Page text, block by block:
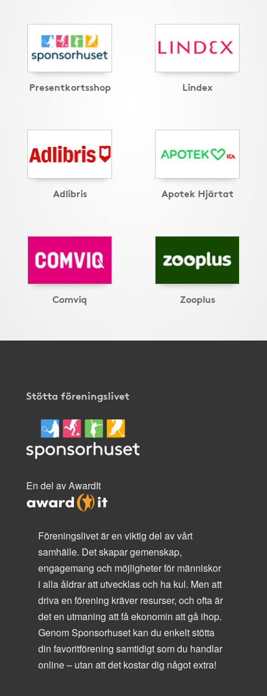
Presentkortsshop Lindex
Adlibris Apotek Hjärtat
Comviq Zooplus
Stötta föreningslivet
En del av AwardIt
Föreningslivet är en viktig del av vårt
samhälle. Det skapar gemenskap,
engagemang och möjligheter för människor
i alla åldrar att utvecklas och ha kul. Men att
driva en förening kräver resurser, och ofta är
det en utmaning att få ekonomin att gå ihop.
Genom Sponsorhuset kan du enkelt stötta
din favoritförening samtidigt som du handlar
online – utan att det kostar dig något extra!